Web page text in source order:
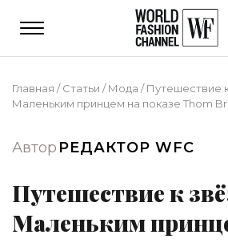
Главная /Статьи /Мода /Путешествие
Маленьким принцем на показе Thom
Автор РЕДАКТОР WFC
Путешествие к
Маленьким